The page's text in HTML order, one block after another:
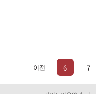
이전 6 7